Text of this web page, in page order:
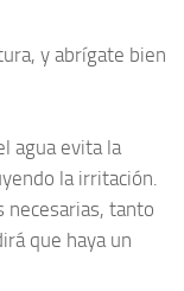
y abrígate bien
agua evita la
la irritación.
necesarias, tanto
que haya un